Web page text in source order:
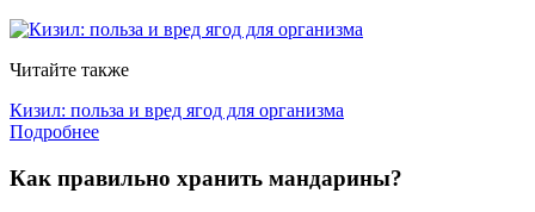
Читайте также
Кизил: польза и вред ягод для организма
Подробнее
Как правильно хранить мандарины?